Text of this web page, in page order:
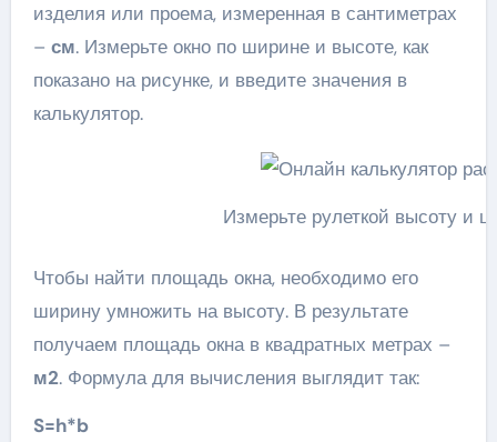
изделия или проема, измеренная в сантиметрах
– см. Измерьте окно по ширине и высоте, как
показано на рисунке, и введите значения в
калькулятор.
Измерьте рулеткой высоту и
Чтобы найти площадь окна, необходимо его
ширину умножить на высоту. В результате
получаем площадь окна в квадратных метрах –
м2. Формула для вычисления выглядит так:
S=h*b